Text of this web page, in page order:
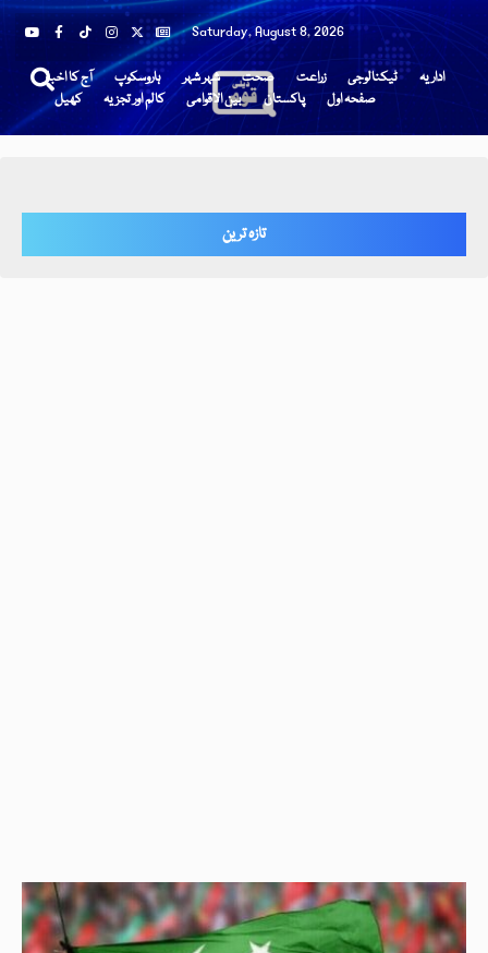
Saturday, August 8, 2026
آج کا اخبار ہاروسکوپ شہر شہر صحت زراعت ٹیکنالوجی
اداریہ
کھیل
کالم اور تجزیہ بین الاقوامی پاکستان صفحہ اول
تازہ ترین